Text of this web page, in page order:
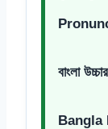
বাংলা
Bangla